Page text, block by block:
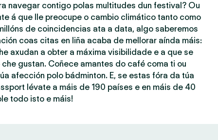
navegar contigo polas multitudes dun festival? Ou
á que lle preocupe o cambio climático tanto como
de coincidencias ata a data, algo saberemos
coas citas en liña acaba de mellorar aínda máis:
axudan a obter a máxima visibilidade e a que se
gustan. Coñece amantes do café coma ti ou
afección polo bádminton. E, se estas fóra da túa
lévate a máis de 190 países e en máis de 40
todo isto e máis!